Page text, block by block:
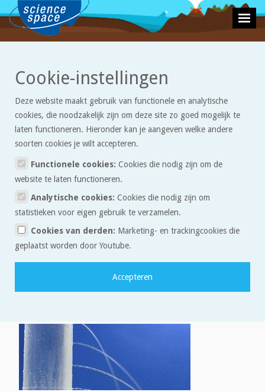
> Opdrachten
Opgaven Alfabetisch Meest recent
Van Olympia naar
Pyeongchang
Cookie-instellingen
Deze website maakt gebruik van functionele en analytische
cookies, die noodzakelijk zijn om deze site zo goed mogelijk te
laten functioneren. Hieronder kan je aangeven welke andere
soorten cookies je wilt accepteren.
Functionele cookies: Cookies die nodig zijn om de
website te laten functioneren.
Analytische cookies: Cookies die nodig zijn om
statistieken voor eigen gebruik te verzamelen.
Cookies van derden: Marketing- en trackingcookies die
geplaatst worden door Youtube.